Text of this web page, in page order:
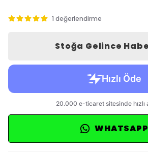
1 değerlendirme
Stoğa Gelince
WHATSAPP